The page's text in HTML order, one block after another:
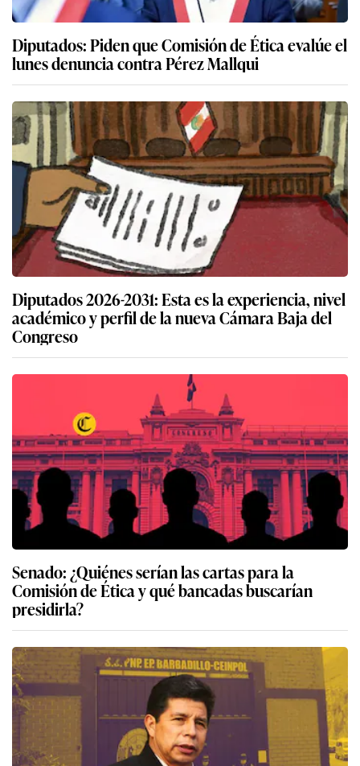
Diputados: Piden que Comisión de Ética evalúe el
lunes denuncia contra Pérez Mallqui
Diputados 2026-2031: Esta es la experiencia, nivel
académico y perfil de la nueva Cámara Baja del
Congreso
Senado: ¿Quiénes serían las cartas para la
Comisión de Ética y qué bancadas buscarían
presidirla?